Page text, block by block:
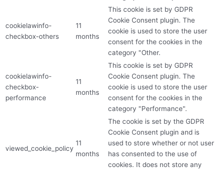
cookielawinfo-
checkbox-others
11
months
This cookie is set by GDPR
Cookie Consent plugin. The
cookie is used to store the user
consent for the cookies in the
category "Other.
cookielawinfo-
checkbox-
performance
11
months
This cookie is set by GDPR
Cookie Consent plugin. The
cookie is used to store the user
consent for the cookies in the
category "Performance".
viewed_cookie_policy
11
months
The cookie is set by the GDPR
Cookie Consent plugin and is
used to store whether or not user
has consented to the use of
cookies. It does not store any